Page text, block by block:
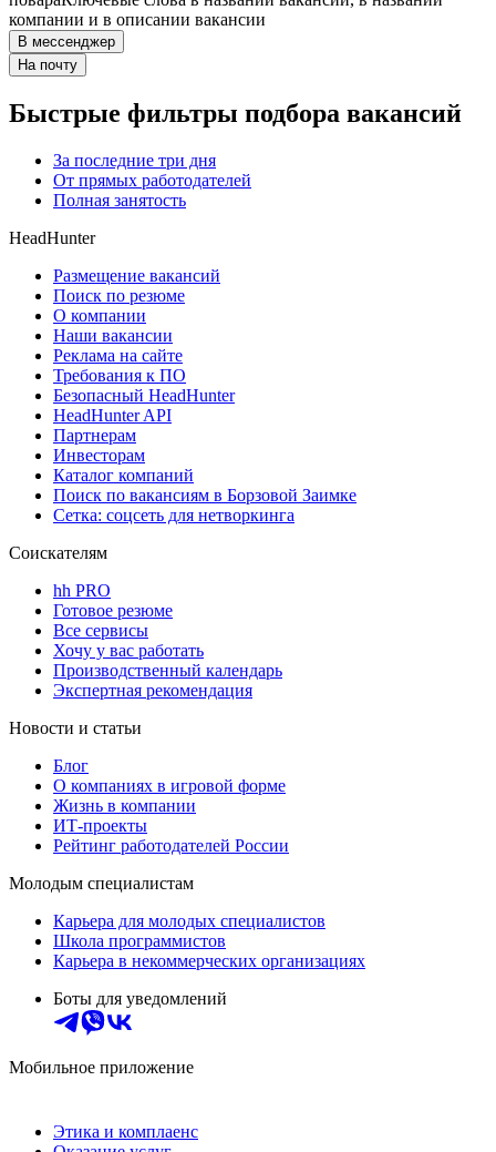
компании и в описании вакансии
В мессенджер
На почту
Быстрые фильтры подбора вакансий
За последние три дня
От прямых работодателей
Полная занятость
HeadHunter
Размещение вакансий
Поиск по резюме
О компании
Наши вакансии
Реклама на сайте
Требования к ПО
Безопасный HeadHunter
HeadHunter API
Партнерам
Инвесторам
Каталог компаний
Поиск по вакансиям в Борзовой Заимке
Сетка: соцсеть для нетворкинга
Соискателям
hh PRO
Готовое резюме
Все сервисы
Хочу у вас работать
Производственный календарь
Экспертная рекомендация
Новости и статьи
Блог
О компаниях в игровой форме
Жизнь в компании
ИТ-проекты
Рейтинг работодателей России
Молодым специалистам
Карьера для молодых специалистов
Школа программистов
Карьера в некоммерческих организациях
Боты для уведомлений
Мобильное приложение
Этика и комплаенс